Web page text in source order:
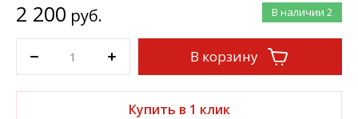
В наличии 2
2 200 руб.
В корзину
Купить в 1 клик